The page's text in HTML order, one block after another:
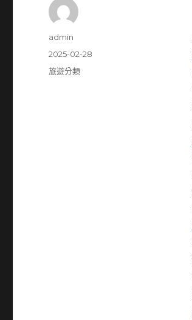
作
admin
發
佈
2025-02-28
分
旅遊分類